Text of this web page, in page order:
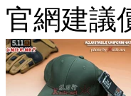
官網建議